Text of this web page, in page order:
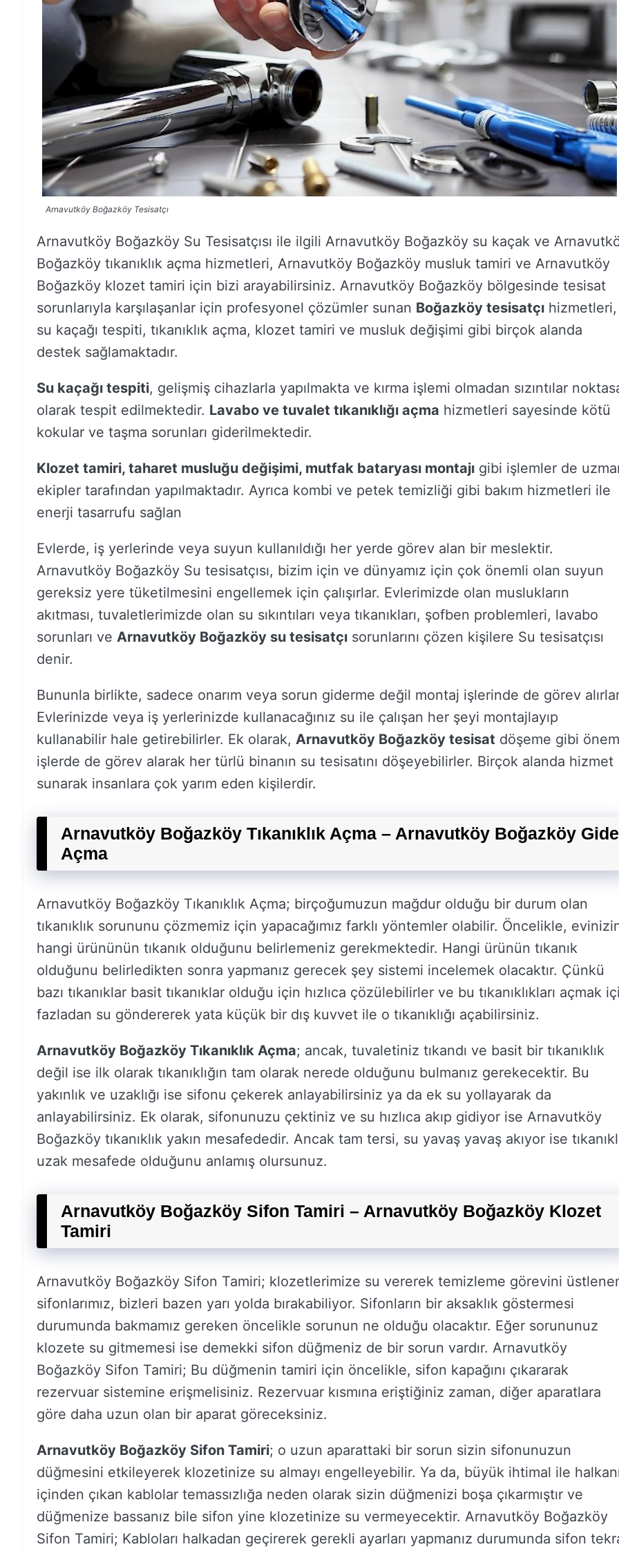
Arnavutköy Boğazköy Tesisatçı
Arnavutköy Boğazköy Su Tesisatçısı ile ilgili Arnavutköy Boğazköy su kaçak ve
Boğazköy tıkanıklık açma hizmetleri, Arnavutköy Boğazköy musluk tamiri ve Arnavutköy
Boğazköy klozet tamiri için bizi arayabilirsiniz. Arnavutköy Boğazköy bölgesinde tesisat
sorunlarıyla karşılaşanlar için profesyonel çözümler sunan Boğazköy tesisatçı hizmetleri,
su kaçağı tespiti, tıkanıklık açma, klozet tamiri ve musluk değişimi gibi birçok alanda
destek sağlamaktadır.
Su kaçağı tespiti, gelişmiş cihazlarla yapılmakta ve kırma işlemi olmadan sızıntılar
olarak tespit edilmektedir. Lavabo ve tuvalet tıkanıklığı açma hizmetleri sayesinde kötü
kokular ve taşma sorunları giderilmektedir.
Klozet tamiri, taharet musluğu değişimi, mutfak bataryası montajı gibi işlemler de
ekipler tarafından yapılmaktadır. Ayrıca kombi ve petek temizliği gibi bakım hizmetleri ile
enerji tasarrufu sağlan
Evlerde, iş yerlerinde veya suyun kullanıldığı her yerde görev alan bir meslektir.
Arnavutköy Boğazköy Su tesisatçısı, bizim için ve dünyamız için çok önemli olan suyun
gereksiz yere tüketilmesini engellemek için çalışırlar. Evlerimizde olan muslukların
akıtması, tuvaletlerimizde olan su sıkıntıları veya tıkanıkları, şofben problemleri, lavabo
sorunları ve Arnavutköy Boğazköy su tesisatçı sorunlarını çözen kişilere Su tesisatçısı
denir.
Bununla birlikte, sadece onarım veya sorun giderme değil montaj işlerinde de görev
Evlerinizde veya iş yerlerinizde kullanacağınız su ile çalışan her şeyi montajlayıp
kullanabilir hale getirebilirler. Ek olarak, Arnavutköy Boğazköy tesisat döşeme gibi
işlerde de görev alarak her türlü binanın su tesisatını döşeyebilirler. Birçok alanda hizmet
sunarak insanlara çok yarım eden kişilerdir.
Arnavutköy Boğazköy Tıkanıklık Açma – Arnavutköy Boğazköy
Açma
Arnavutköy Boğazköy Tıkanıklık Açma; birçoğumuzun mağdur olduğu bir durum olan
tıkanıklık sorununu çözmemiz için yapacağımız farklı yöntemler olabilir. Öncelikle,
hangi ürününün tıkanık olduğunu belirlemeniz gerekmektedir. Hangi ürünün tıkanık
olduğunu belirledikten sonra yapmanız gerecek şey sistemi incelemek olacaktır. Çünkü
bazı tıkanıklar basit tıkanıklar olduğu için hızlıca çözülebilirler ve bu tıkanıklıkları açmak
fazladan su göndererek yata küçük bir dış kuvvet ile o tıkanıklığı açabilirsiniz.
Arnavutköy Boğazköy Tıkanıklık Açma; ancak, tuvaletiniz tıkandı ve basit bir tıkanıklık
değil ise ilk olarak tıkanıklığın tam olarak nerede olduğunu bulmanız gerekecektir. Bu
yakınlık ve uzaklığı ise sifonu çekerek anlayabilirsiniz ya da ek su yollayarak da
anlayabilirsiniz. Ek olarak, sifonunuzu çektiniz ve su hızlıca akıp gidiyor ise Arnavutköy
Boğazköy tıkanıklık yakın mesafededir. Ancak tam tersi, su yavaş yavaş akıyor ise
uzak mesafede olduğunu anlamış olursunuz.
Arnavutköy Boğazköy Sifon Tamiri – Arnavutköy Boğazköy Klozet
Tamiri
Arnavutköy Boğazköy Sifon Tamiri; klozetlerimize su vererek temizleme görevini
sifonlarımız, bizleri bazen yarı yolda bırakabiliyor. Sifonların bir aksaklık göstermesi
durumunda bakmamız gereken öncelikle sorunun ne olduğu olacaktır. Eğer sorununuz
klozete su gitmemesi ise demekki sifon düğmeniz de bir sorun vardır. Arnavutköy
Boğazköy Sifon Tamiri; Bu düğmenin tamiri için öncelikle, sifon kapağını çıkararak
rezervuar sistemine erişmelisiniz. Rezervuar kısmına eriştiğiniz zaman, diğer aparatlara
göre daha uzun olan bir aparat göreceksiniz.
Arnavutköy Boğazköy Sifon Tamiri; o uzun aparattaki bir sorun sizin sifonunuzun
düğmesini etkileyerek klozetinize su almayı engelleyebilir. Ya da, büyük ihtimal ile
içinden çıkan kablolar temassızlığa neden olarak sizin düğmenizi boşa çıkarmıştır ve
düğmenize bassanız bile sifon yine klozetinize su vermeyecektir. Arnavutköy Boğazköy
Sifon Tamiri; Kabloları halkadan geçirerek gerekli ayarları yapmanız durumunda sifon